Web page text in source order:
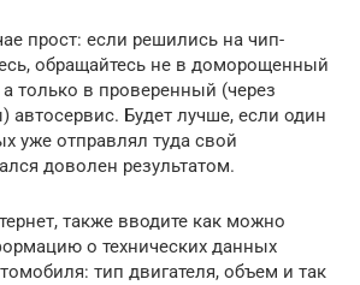
прост: если решились на чип-
обращайтесь не в доморощенный
только в проверенный (через
Будет лучше, если один
уже отправлял туда свой
доволен результатом.
также вводите как можно
о технических данных
тип двигателя, объем и так